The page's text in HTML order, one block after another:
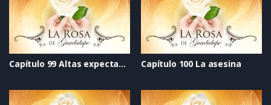
Capítulo 99 Altas expectativas Capítulo 100 La asesina